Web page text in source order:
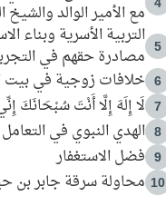
مع الأمير الوالد
5
التربية الأسرية وبناء
مصادرة حقهم في
6 خلافات زوجية في بيت
7 لَا إِلَهَ إِلَّا أَنْتَ سُبْحَانَكَ
8 الهدي النبوي في
9 فضل الاستغفار
10 محاولة سرقة جابر بن